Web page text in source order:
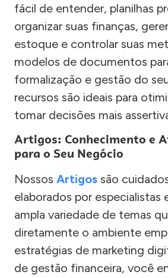
fácil de entender, planilhas
organizar suas finanças,
estoque e controlar suas
modelos de documentos
formalização e gestão do
recursos são ideais para
tomar decisões mais
Artigos: Conhecimento e
para o Seu Negócio
Nossos Artigos são
elaborados por especialistas
ampla variedade de temas
diretamente o ambiente
estratégias de marketing
de gestão financeira, você